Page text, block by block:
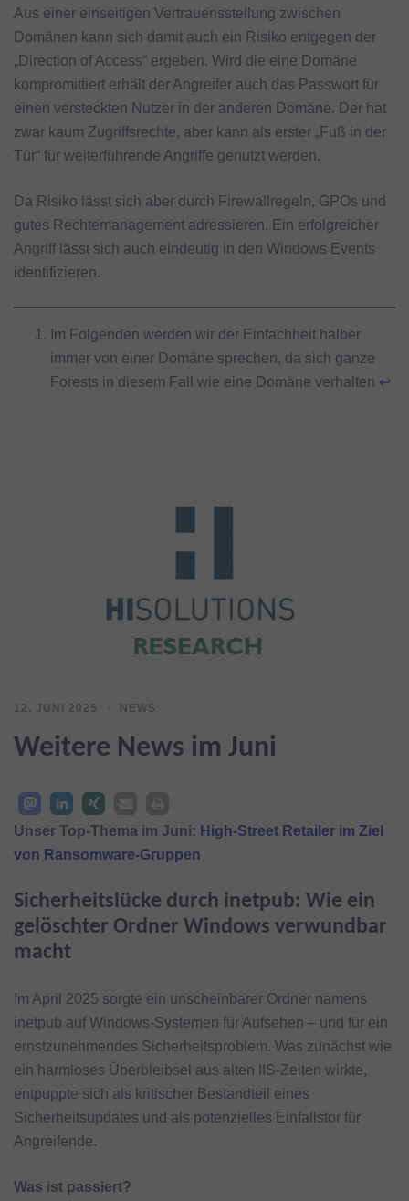
Aus einer einseitigen Vertrauensstellung zwischen
Domänen kann sich damit auch ein Risiko entgegen der
„Direction of Access“ ergeben. Wird die eine Domäne
kompromittiert erhält der Angreifer auch das Passwort für
einen versteckten Nutzer in der anderen Domäne. Der hat
zwar kaum Zugriffsrechte, aber kann als erster „Fuß in der
Tür“ für weiterführende Angriffe genutzt werden.
Da Risiko lässt sich aber durch Firewallregeln, GPOs und
gutes Rechtemanagement adressieren. Ein erfolgreicher
Angriff lässt sich auch eindeutig in den Windows Events
identifizieren.
Im Folgenden werden wir der Einfachheit halber
immer von einer Domäne sprechen, da sich ganze
Forests in diesem Fall wie eine Domäne verhalten ↩︎
12. JUNI 2025 NEWS
Weitere News im Juni
Unser Top-Thema im Juni: High-Street Retailer im Ziel
von Ransomware-Gruppen
Sicherheitslücke durch inetpub: Wie ein
gelöschter Ordner Windows verwundbar
macht
Im April 2025 sorgte ein unscheinbarer Ordner namens
inetpub auf Windows-Systemen für Aufsehen – und für ein
ernstzunehmendes Sicherheitsproblem. Was zunächst wie
ein harmloses Überbleibsel aus alten IIS-Zeiten wirkte,
entpuppte sich als kritischer Bestandteil eines
Sicherheitsupdates und als potenzielles Einfallstor für
Angreifende.
Was ist passiert?